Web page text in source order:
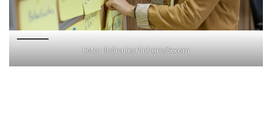
Foto: Dhárcules Pinheiro/Secom